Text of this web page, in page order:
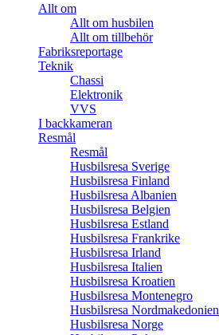
Allt om
Allt om husbilen
Allt om tillbehör
Fabriksreportage
Teknik
Chassi
Elektronik
VVS
I backkameran
Resmål
Resmål
Husbilsresa Sverige
Husbilsresa Finland
Husbilsresa Albanien
Husbilsresa Belgien
Husbilsresa Estland
Husbilsresa Frankrike
Husbilsresa Irland
Husbilsresa Italien
Husbilsresa Kroatien
Husbilsresa Montenegro
Husbilsresa Nordmakedonien
Husbilsresa Norge